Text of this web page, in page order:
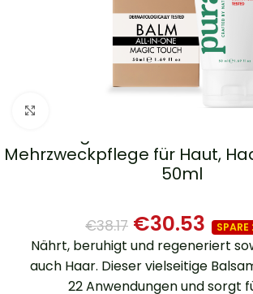
Mehrzweckpflege für Haut,
50ml
€38.17 €30.53
Nährt, beruhigt und regeneriert
auch Haar. Dieser vielseitige
22 Anwendungen und sorgt